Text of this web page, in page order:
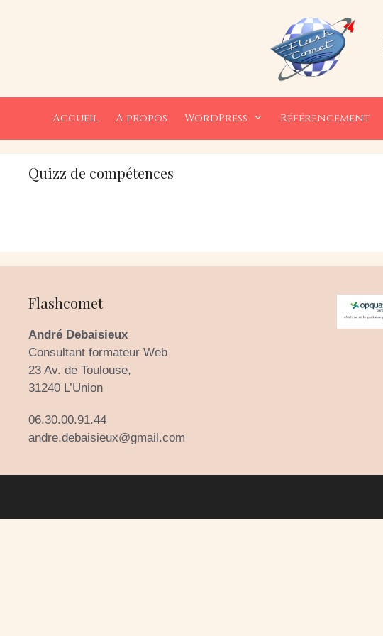
Accueil A propos WordPress Référencement
Quizz de compétences
Flashcomet
André Debaisieux
Consultant formateur Web
23 Av. de Toulouse,
31240 L’Union
06.30.00.91.44
andre.debaisieux@gmail.com